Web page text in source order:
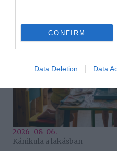
CONFIRM
Data Deletion Data
2026-08-06.
Kánikula a lakásban